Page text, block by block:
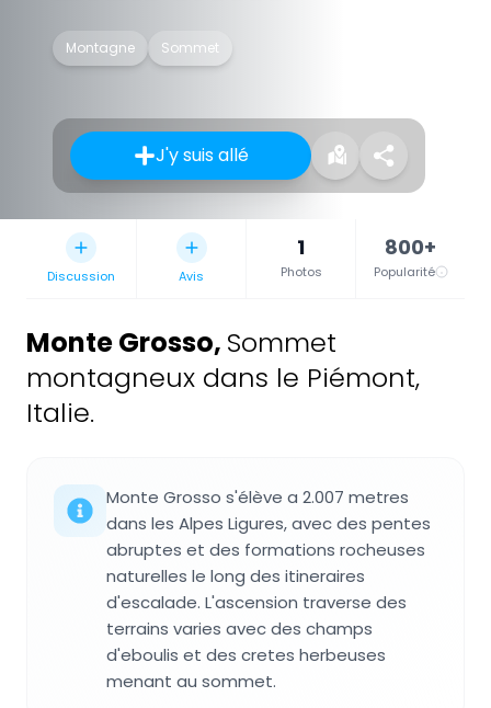
Montagne Sommet
J'y suis allé
Discussion Avis
1
Photos
800+
Popularité
Monte Grosso, Sommet
montagneux dans le Piémont,
Italie.
Monte Grosso s'élève a 2.007 metres
dans les Alpes Ligures, avec des pentes
abruptes et des formations rocheuses
naturelles le long des itineraires
d'escalade. L'ascension traverse des
terrains varies avec des champs
d'eboulis et des cretes herbeuses
menant au sommet.